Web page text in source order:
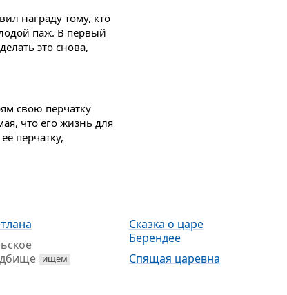
награду тому, кто
паж. В первый
это снова,
свою перчатку
что его жизнь для
перчатку,
ищем
Сказка о царе
Берендее
Спящая царевна